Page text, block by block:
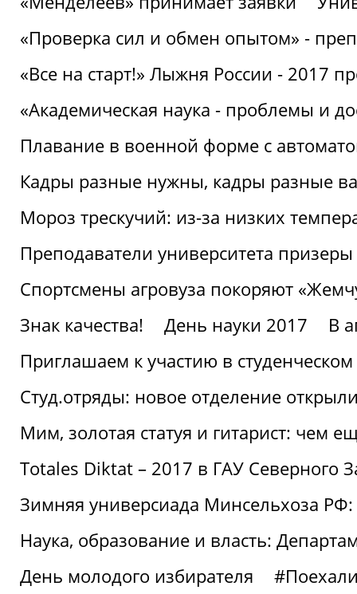
«Проверка сил и обмен опытом» -
«Все на старт!» Лыжня России - 2017
«Академическая наука - проблемы и
Плавание в военной форме с
Кадры разные нужны, кадры разные
Мороз трескучий: из-за низких
Преподаватели университета
Спортсмены агровуза покоряют
Знак качества!
День науки 2017
В
Приглашаем к участию в
Студ.отряды: новое отделение
Мим, золотая статуя и гитарист: чем
Totales Diktat – 2017 в ГАУ Северного
Зимняя универсиада Минсельхоза
Наука, образование и власть:
День молодого избирателя